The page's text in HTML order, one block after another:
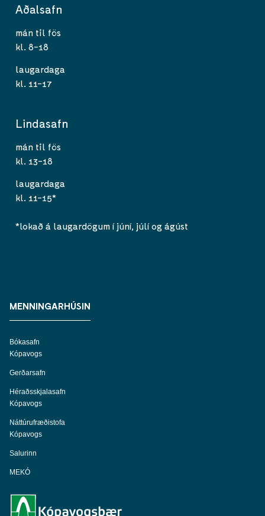
Aðalsafn
mán til fös
kl. 8-18
laugardaga
kl. 11-17
Lindasafn
mán til fös
kl. 13-18
laugardaga
kl. 11-15*
*lokað á laugardögum í júní, júlí og ágúst
MENNINGARHÚSIN
Bókasafn
Kópavogs
Gerðarsafn
Héraðsskjalasafn
Kópavogs
Náttúrufræðistofa
Kópavogs
Salurinn
MEKÓ